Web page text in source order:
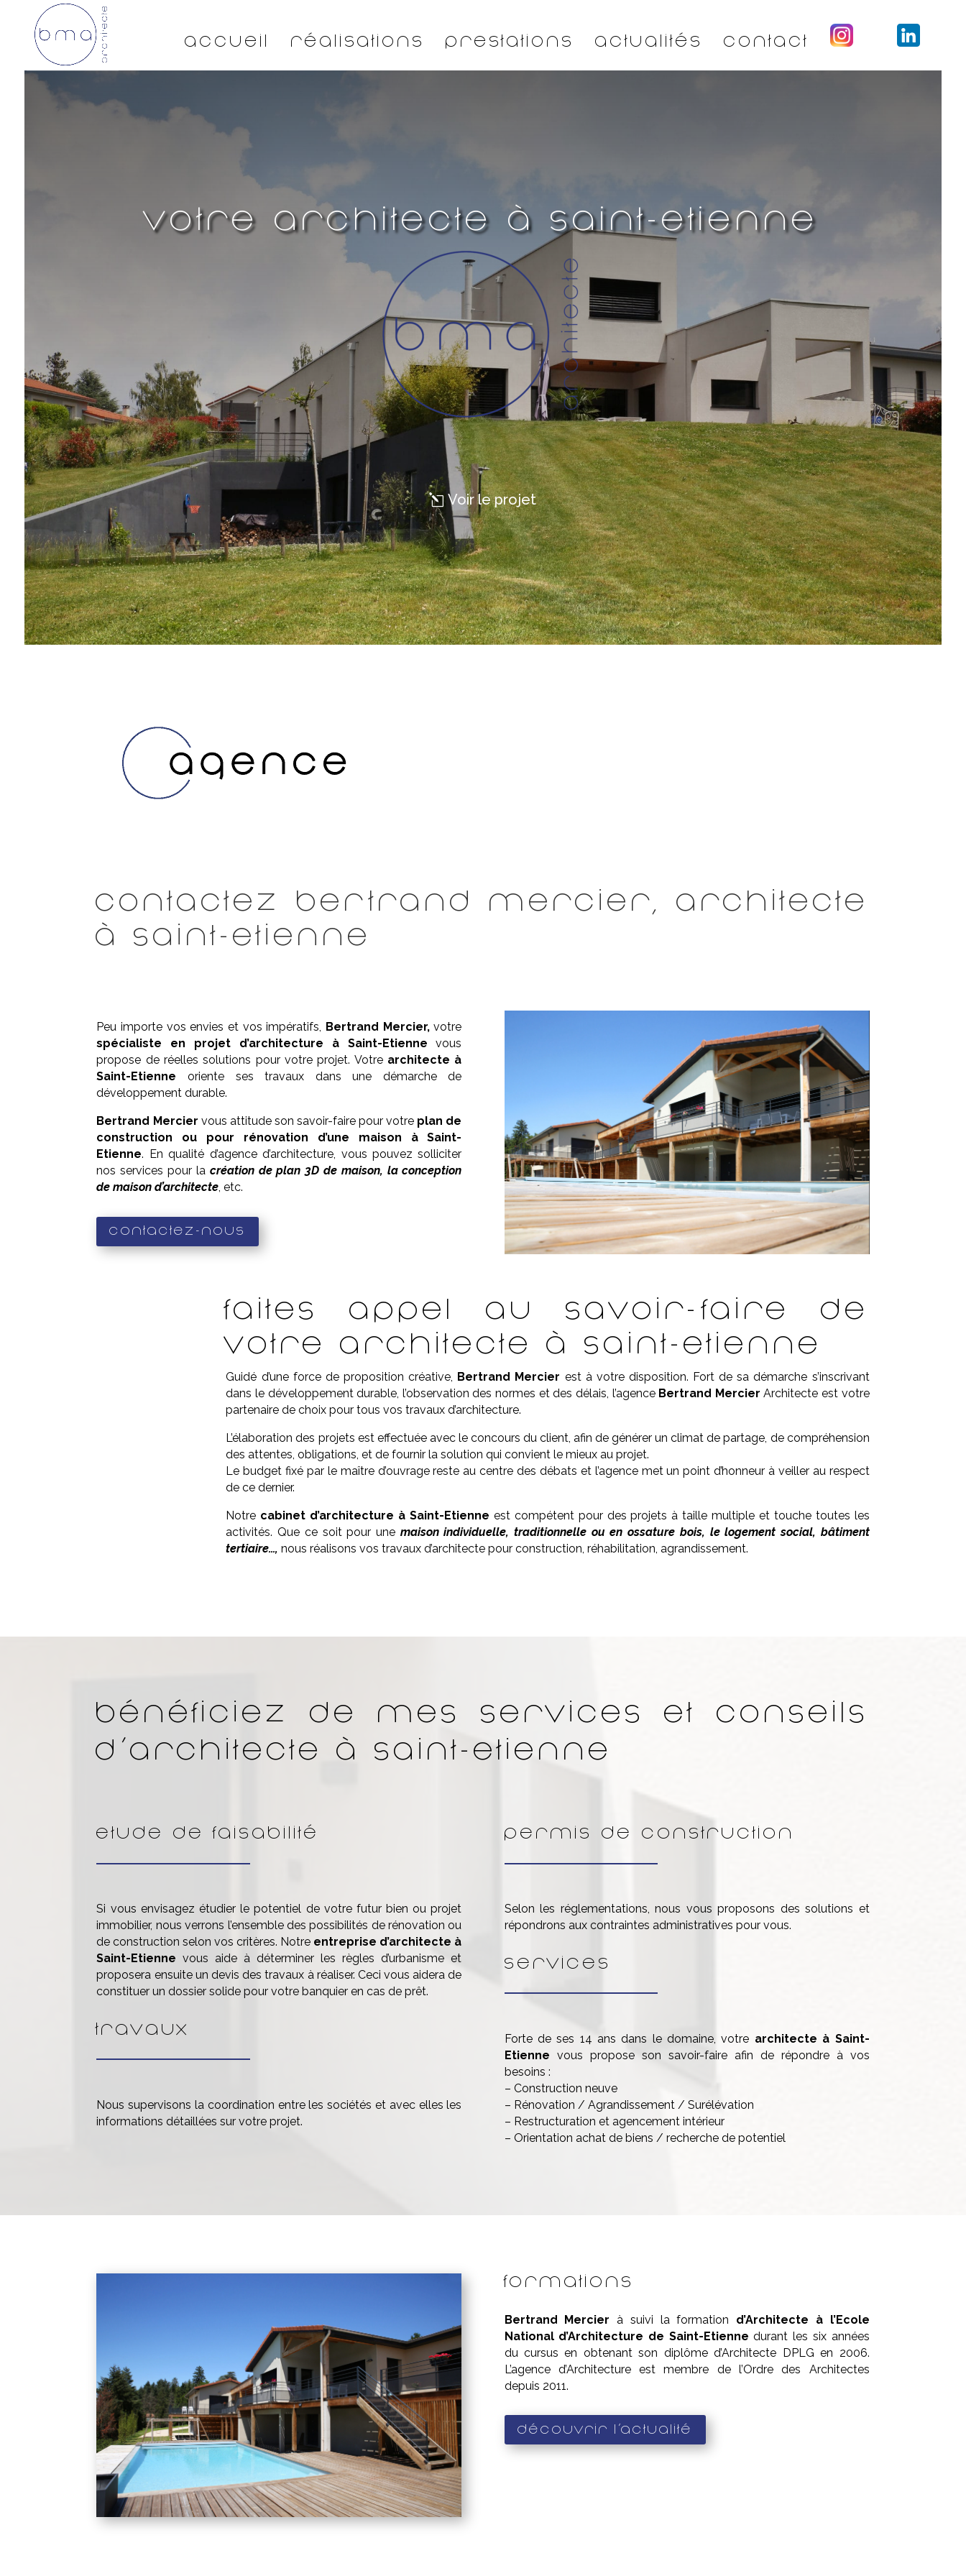
Accueil Réalisations Prestations Actualités Contact
Votre architecte à Saint-Etienne
Voir le projet
Contactez Bertrand Mercier, architecte
à Saint-Etienne
Peu importe vos envies et vos impératifs, Bertrand Mercier,votre
spécialiste en projet d’architecture à
Saint-Etienne vous
propose de réelles solutions pour votre projet. Votre architecte à
Saint-Etienne oriente ses travaux dans une démarche de
développement durable.
Bertrand Mercier vous attitude son savoir-faire pour votre plan de
construction ou pour rénovation d’une maison à
Saint-
Etienne. En qualité d’agence d’architecture, vous pouvez solliciter
nos services pour la création de plan 3D de maison, la conception
de maison d’architecte, etc.
Contactez-nous
Faites appel au savoir-faire de
votre architecte à Saint-Etienne
Guidé d’une force de proposition créative, Bertrand Mercier est à votre disposition. Fort de sa démarche s’inscrivant
dans le développement durable, l’observation des normes et des délais, l’agence Bertrand Mercier Architecte est votre
partenaire de choix pour tous vos travaux d’architecture.
L’élaboration des projets est effectuée avec le concours du client, afin de générer un climat de partage, de compréhension
des attentes, obligations, et de fournir la solution qui convient le mieux au projet.
Le budget fixé par le maître d’ouvrage reste au centre des débats et l’agence met un point d’honneur à veiller au respect
de ce dernier.
Notre cabinet d’architecture à Saint-Etienne est compétent pour des projets à taille multiple et touche toutes les
activités. Que ce soit pour une maison individuelle, traditionnelle ou en ossature bois, le logement social, bâtiment
tertiaire…, nous réalisons vos travaux d’architecte pour construction, réhabilitation, agrandissement.
Bénéficiez de mes services et conseils
d’architecte à Saint-Etienne
Etude de faisabilité
Si vous envisagez étudier le potentiel de votre futur bien ou projet
immobilier, nous verrons l’ensemble des possibilités de rénovation ou
de construction selon vos critères. Notre entreprise d’architecte à
Saint-Etienne vous aide à déterminer les règles d’urbanisme et
proposera ensuite un devis des travaux à réaliser. Ceci vous aidera de
constituer un dossier solide pour votre banquier en cas de prêt.
Travaux
Nous supervisons la coordination entre les sociétés et avec elles les
informations détaillées sur votre projet.
Permis de construction
Selon les réglementations, nous vous proposons des solutions et
répondrons aux contraintes administratives pour vous.
Services
Forte de ses 14 ans dans le domaine, votre architecte à Saint-
Etienne vous propose son savoir-faire afin de répondre à vos
besoins :
– Construction neuve
– Rénovation / Agrandissement / Surélévation
– Restructuration et agencement intérieur
– Orientation achat de biens / recherche de potentiel
Formations
Bertrand Mercier à suivi la formation d’Architecte à l’Ecole
National d’Architecture de Saint-Etienne durant les six années
du cursus en obtenant son diplôme d’Architecte DPLG en 2006.
L’agence d’Architecture est membre de l’Ordre des Architectes
depuis 2011.
Découvrir l'actualité